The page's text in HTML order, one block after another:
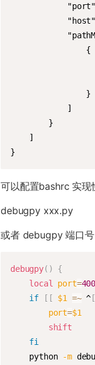
                {
                }
            ]
        }
    ]
}
可以配置bashrc 实现
debugpy xxx.py
或者 debugpy 端口
debugpy( )
{
local
port=
if
[ [ $1 =~ ^ [
port=$1
shift
fi
    python
-m